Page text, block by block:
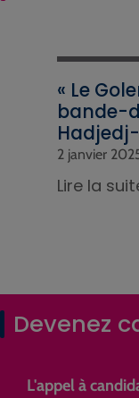
« Le
bande-
2 janvier
Lire la
Devenez
L'appel à